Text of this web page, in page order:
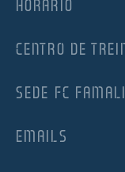
HORÁRIO
CENTRO DE
SEDE FC
EMAILS